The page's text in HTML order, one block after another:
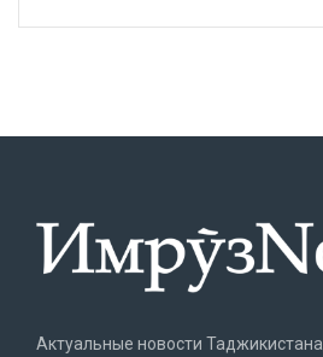
Актуальные новости